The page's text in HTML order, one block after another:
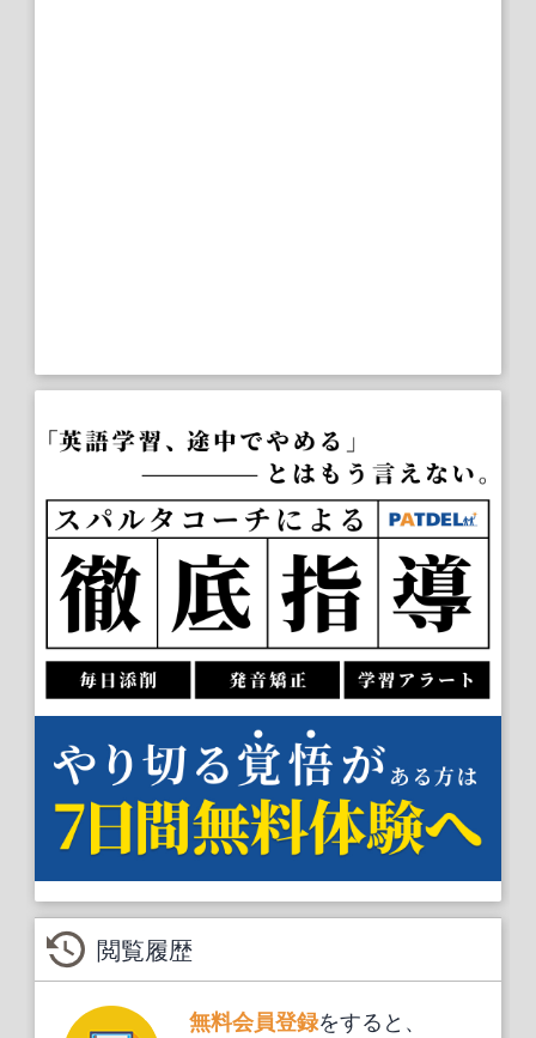
閲覧履歴
無料会員登録をすると、